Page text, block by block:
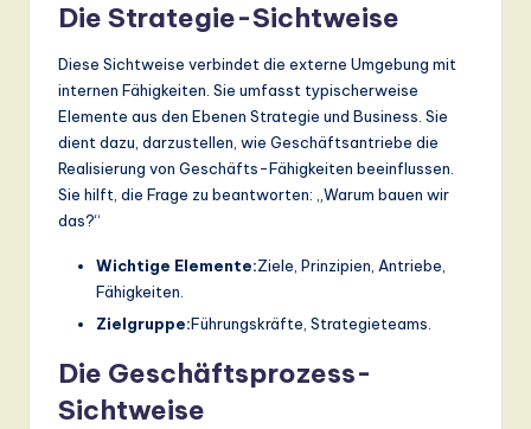
Die Strategie-Sichtweise
Diese Sichtweise verbindet die externe Umgebung mit
internen Fähigkeiten. Sie umfasst typischerweise
Elemente aus den Ebenen Strategie und Business. Sie
dient dazu, darzustellen, wie Geschäftsantriebe die
Realisierung von Geschäfts-Fähigkeiten beeinflussen.
Sie hilft, die Frage zu beantworten: „Warum bauen wir
das?“
Wichtige Elemente:Ziele, Prinzipien, Antriebe,
Fähigkeiten.
Zielgruppe:Führungskräfte, Strategieteams.
Die Geschäftsprozess-
Sichtweise